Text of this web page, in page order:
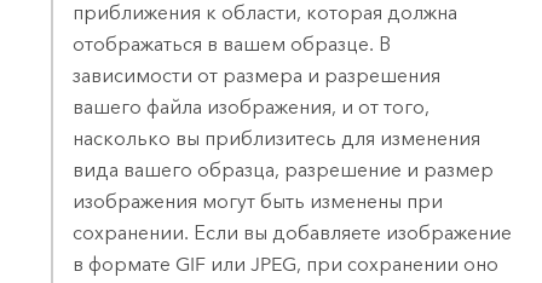
приближения к области, которая должна
отображаться в вашем образце. В
зависимости от размера и разрешения
вашего файла изображения, и от того,
насколько вы приблизитесь для изменения
вида вашего образца, разрешение и размер
изображения могут быть изменены при
сохранении. Если вы добавляете изображение
в формате GIF или JPEG, при сохранении оно